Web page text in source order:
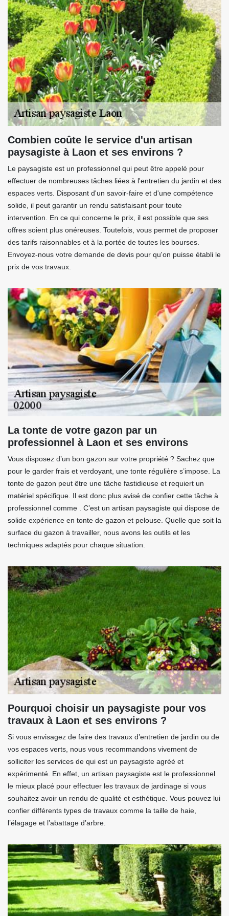
Combien coûte le service d'un artisan
paysagiste à Laon et ses environs ?
Le paysagiste est un professionnel qui peut être appelé pour
effectuer de nombreuses tâches liées à l'entretien du jardin et des
espaces verts. Disposant d'un savoir-faire et d'une compétence
solide, il peut garantir un rendu satisfaisant pour toute
intervention. En ce qui concerne le prix, il est possible que ses
offres soient plus onéreuses. Toutefois, vous permet de proposer
des tarifs raisonnables et à la portée de toutes les bourses.
Envoyez-nous votre demande de devis pour qu'on puisse établi le
prix de vos travaux.
La tonte de votre gazon par un
professionnel à Laon et ses environs
Vous disposez d’un bon gazon sur votre propriété ? Sachez que
pour le garder frais et verdoyant, une tonte régulière s’impose. La
tonte de gazon peut être une tâche fastidieuse et requiert un
matériel spécifique. Il est donc plus avisé de confier cette tâche à
professionnel comme . C’est un artisan paysagiste qui dispose de
solide expérience en tonte de gazon et pelouse. Quelle que soit la
surface du gazon à travailler, nous avons les outils et les
techniques adaptés pour chaque situation.
Pourquoi choisir un paysagiste pour vos
travaux à Laon et ses environs ?
Si vous envisagez de faire des travaux d’entretien de jardin ou de
vos espaces verts, nous vous recommandons vivement de
solliciter les services de qui est un paysagiste agréé et
expérimenté. En effet, un artisan paysagiste est le professionnel
le mieux placé pour effectuer les travaux de jardinage si vous
souhaitez avoir un rendu de qualité et esthétique. Vous pouvez lui
confier différents types de travaux comme la taille de haie,
l’élagage et l’abattage d’arbre.